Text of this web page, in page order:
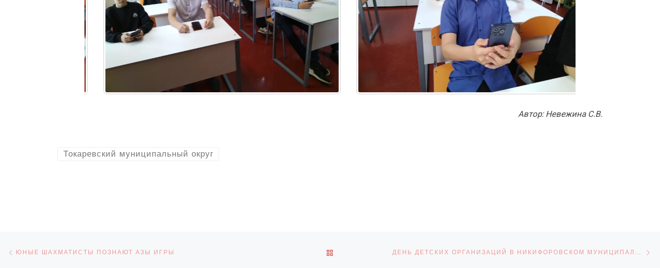
Автор: Невежина С.В.
Токаревский муниципальный округ
Навигация по записям
ЮНЫЕ ШАХМАТИСТЫ ПОЗНАЮТ АЗЫ ИГРЫ ОБРАТНО К СПИСКУ ЗАПИСЕЙ ДЕНЬ ДЕТСКИХ ОРГАНИЗАЦИЙ В НИКИФОРОВСКОМ МУНИЦИПАЛЬНОМ ОКРУГЕ